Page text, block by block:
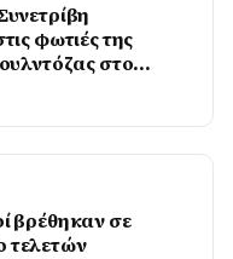
φωτιές της
στο
βρέθηκαν σε
τελετών